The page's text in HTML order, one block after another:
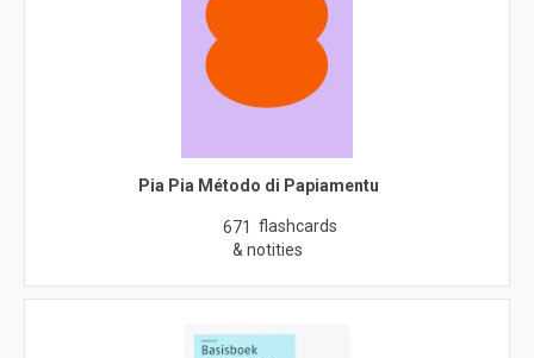
Pia Pia Método di Papiamentu
671 flashcards
& notities